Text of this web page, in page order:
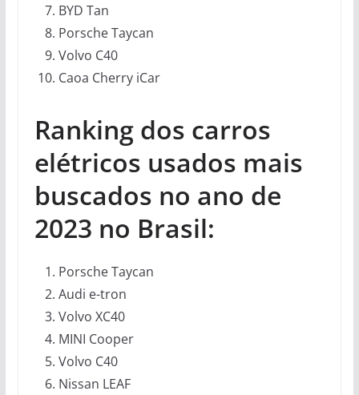
BYD Tan
Porsche Taycan
Volvo C40
Caoa Cherry iCar
Ranking dos carros
elétricos usados mais
buscados no ano de
2023 no Brasil:
Porsche Taycan
Audi e-tron
Volvo XC40
MINI Cooper
Volvo C40
Nissan LEAF